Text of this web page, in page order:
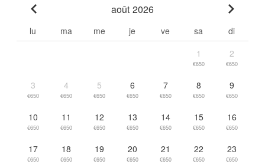
août 2026
lu ma me je ve sa
di
1
€650
2
€650
3
€650
4
€650
5
€650
6
€650
7
€650
8
€650
9
€650
10
€650
11
€650
12
€650
13
€650
14
€650
15
€650
16
€650
17
€650
18
€650
19
€650
20
€650
21
€650
22
€650
23
€650